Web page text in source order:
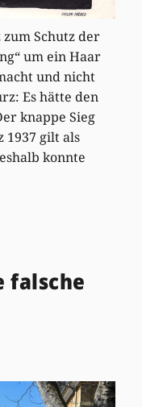
zum Schutz der
um ein Haar
und nicht
Es hätte den
knappe Sieg
1937 gilt als
konnte
falsche